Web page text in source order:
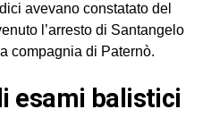
avevano constatato del
l’arresto di Santangelo
compagnia di Paternò.
esami balistici